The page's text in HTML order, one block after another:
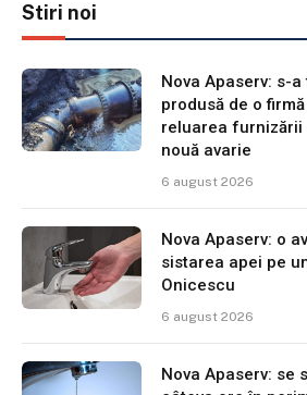
Stiri noi
Nova Apaserv: s-
produsă de o
reluarea furnizării
nouă avarie
6 august 2026
Nova Apaserv: o
sistarea apei pe
Onicescu
6 august 2026
Nova Apaserv: se